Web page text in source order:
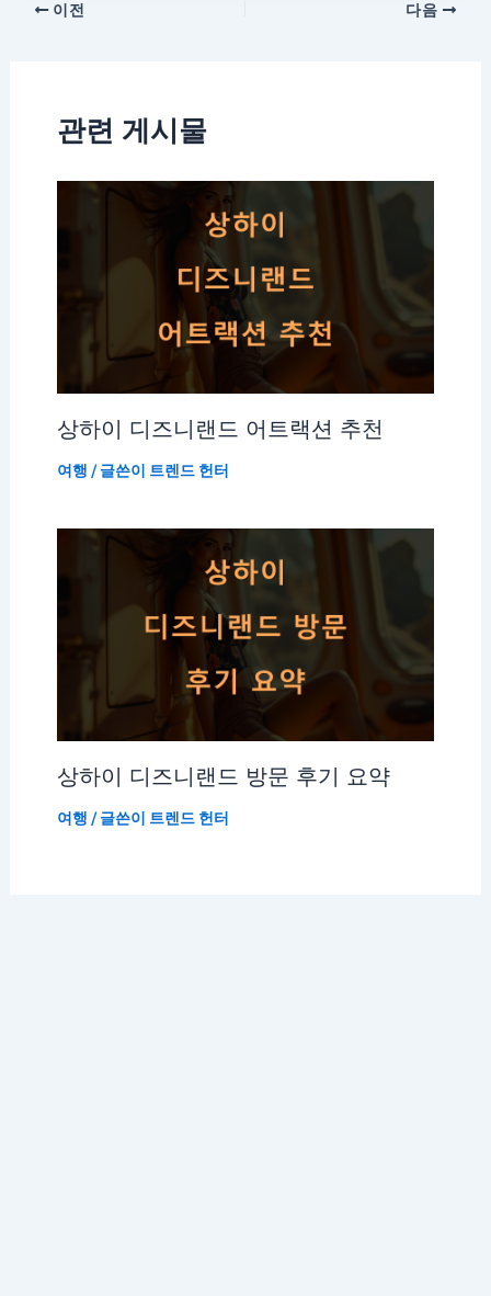
이전 다음
관련 게시물
상하이 디즈니랜드 어트랙션 추천
여행 / 글쓴이 트렌드 헌터
상하이 디즈니랜드 방문 후기 요약
여행 / 글쓴이 트렌드 헌터